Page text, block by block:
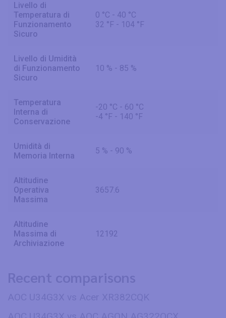
Livello di
Temperatura di
Funzionamento
Sicuro
0 °C - 40 °C
32 °F - 104 °F
Livello di Umidità
di Funzionamento
Sicuro
10 % - 85 %
Temperatura
Interna di
Conservazione
-20 °C - 60 °C
-4 °F - 140 °F
Umidità di
Memoria Interna
5 % - 90 %
Altitudine
Operativa
Massima
3657.6
Altitudine
Massima di
Archiviazione
12192
Recent comparisons